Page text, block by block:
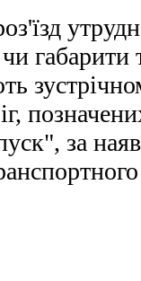
габарити
за